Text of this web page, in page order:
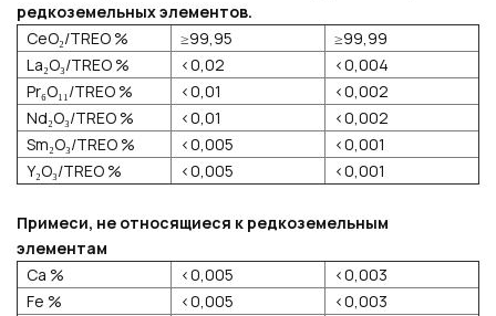
редкоземельных элементов.
CeO₂/TREO %
≥99,95
≥99,99
La₂O₃/TREO %
<0,02
<0,004
Pr₆O₁₁/TREO %
<0,01
<0,002
Nd₂O₃/TREO %
<0,01
<0,002
Sm₂O₃/TREO %
<0,005
<0,001
Y₂O₃/TREO %
<0,005 <0,001
Примеси, не относящиеся к редкоземельным
элементам
Ca %
<0,005
<0,003
Fe %
<0,005
<0,003